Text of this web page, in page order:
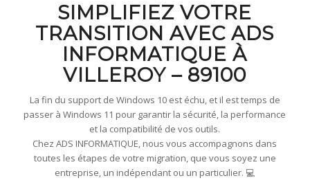
SIMPLIFIEZ VOTRE
TRANSITION AVEC ADS
INFORMATIQUE À
VILLEROY – 89100
La fin du support de Windows 10 est échu, et il est temps de
passer à Windows 11 pour garantir la sécurité, la performance
et la compatibilité de vos outils.
Chez ADS INFORMATIQUE, nous vous accompagnons dans
toutes les étapes de votre migration, que vous soyez une
entreprise, un indépendant ou un particulier. 💻